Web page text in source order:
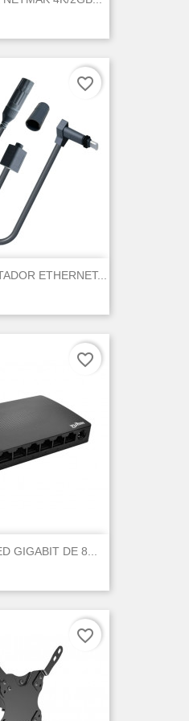
ETHERNET...
favorite_border
GIGABIT DE 8...
favorite_border
favorite_border